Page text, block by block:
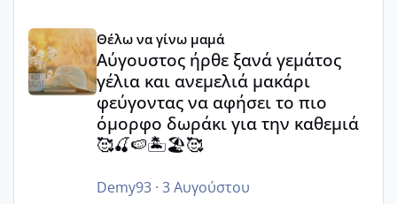
Αύγουστος ήρθε ξανά γεμάτος γέλια και ανεμελιά
Θέλω να γίνω μαμά
Αύγουστος ήρθε ξανά γεμάτος
γέλια και ανεμελιά μακάρι
φεύγοντας να αφήσει το πιο
όμορφο δωράκι για την καθεμιά
🥰🍒🍉🏝️🏖️🥰
Demy93· 3 Αυγούστου